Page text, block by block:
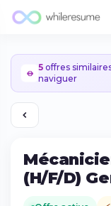
5 offres
naviguer
(H/F/D)